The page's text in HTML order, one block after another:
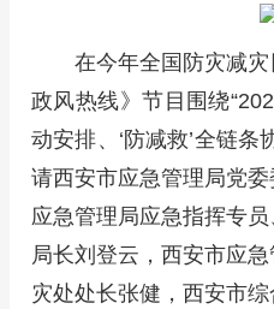
在今年全国防灾减
政风热线》节目围绕
动安排、‘防减救’全链条
请西安市应急管理局党
应急管理局应急指挥专
局长刘登云，西安市应
灾处处长张健，西安市